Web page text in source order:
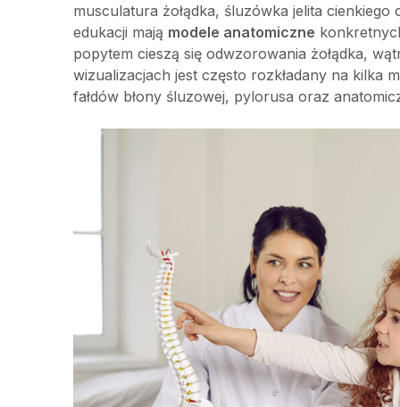
musculatura żołądka, śluzówka jelita
edukacji mają modele anatomiczne
popytem cieszą się odwzorowania żołądka,
wizualizacjach jest często rozkładany na kilka
fałdów błony śluzowej, pylorusa oraz